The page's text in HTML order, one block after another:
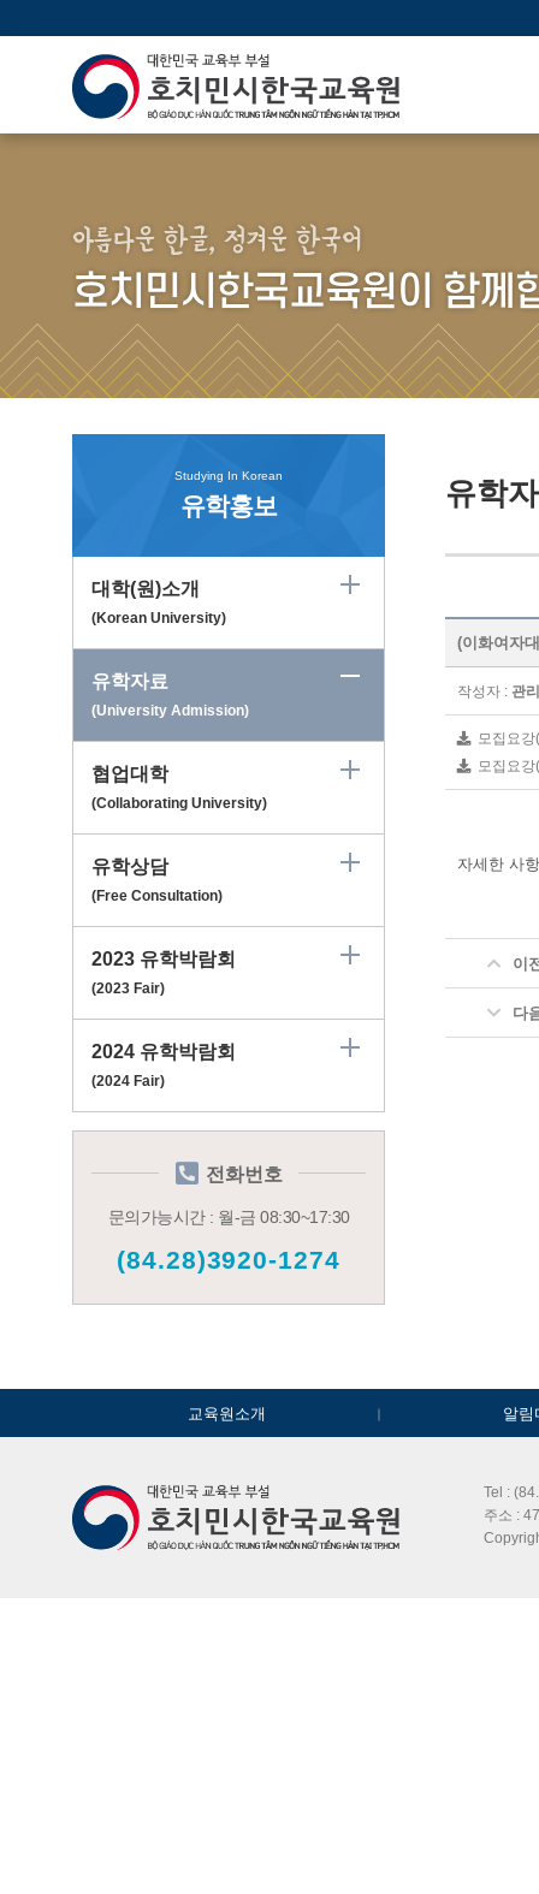
아름다운 한글, 정겨운 한국어
호치민시한국교육원이 함께
Studying In Korean
유학홍보
대학(원)소개
(Korean University)
유학자료
(University Admission)
협업대학
(Collaborating University)
유학상담
(Free Consultation)
2023 유학박람회
(2023 Fair)
2024 유학박람회
(2024 Fair)
전화번호
문의가능시간 : 월-금 08:30~17:30
(84.28)3920-1274
유학
(이화여자
작성자 : 관
모집요
모집요
자세한 사
이
다
교육원소개 알림
Tel :
주소 :